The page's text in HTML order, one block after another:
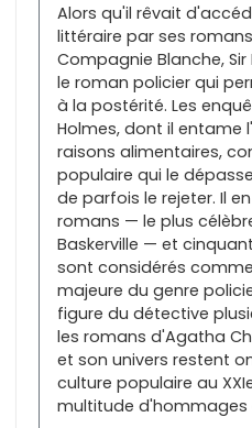
Alors qu'il rêvait
littéraire par ses
Compagnie Blanche,
le roman policier qui
à la postérité. Les
Holmes, dont il entame
raisons alimentaires,
populaire qui le
de parfois le rejeter. Il
romans — le plus
Baskerville — et
sont considérés
majeure du genre
figure du détective
les romans d'Agatha
et son univers restent
culture populaire au
multitude